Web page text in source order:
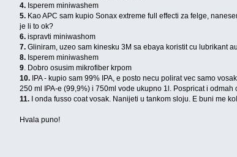
4. Isperem miniwashem
5.Kao APC sam kupio Sonax extreme full effecti za felge,
je li to ok?
6.ispravti miniwashom
7. Gliniram, uzeo sam kinesku 3M sa ebaya koristit cu lubrikant
8.Isperem miniwashem
9. Dobro osusim mikrofiber krpom
10.IPA - kupio sam 99% IPA, e posto necu polirat vec samo
250 ml IPA-e (99,9%) i 750ml vode ukupno 1l. Pospricat i odmah
11.I onda fusso coat vosak. Nanijeti u tankom sloju. E buni me
Hvala puno!